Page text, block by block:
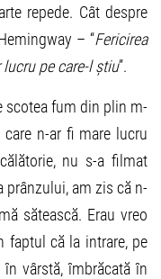
repede. Cât despre
– “Fericirea
pe care-l știu”.
scotea fum din plin m-
n-ar fi mare lucru
nu s-a filmat
prânzului, am zis că n-
sătească. Erau vreo
faptul că la intrare, pe
vârstă, îmbrăcată în